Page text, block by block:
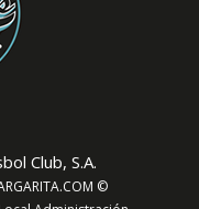
Club, S.A.
©